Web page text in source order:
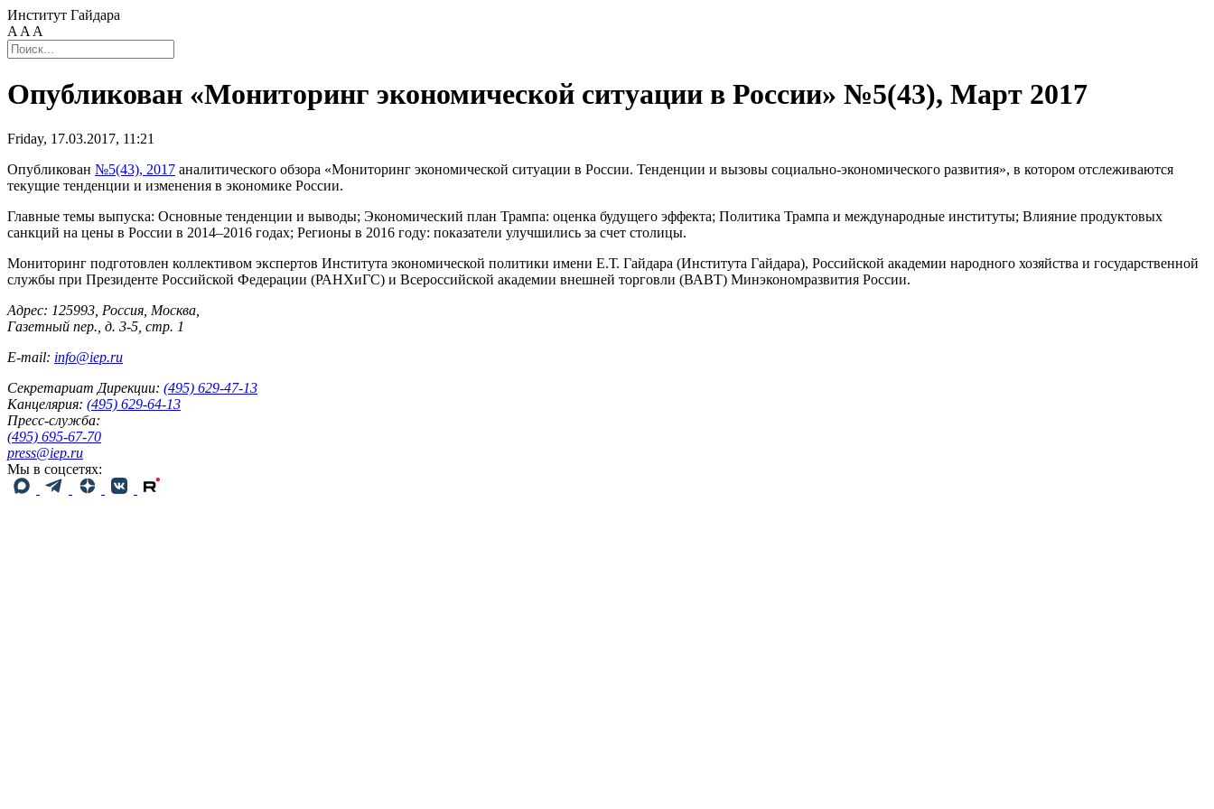
Институт Гайдара
A A A
Опубликован «Мониторинг экономической ситуации в России» №5(43), Март 2017
Friday, 17.03.2017, 11:21
Опубликован №5(43), 2017 аналитического обзора «Мониторинг экономической ситуации в России. Тенденции и вызовы социально-экономического развития», в котором отслеживаются
текущие тенденции и изменения в экономике России.
Главные темы выпуска: Основные тенденции и выводы; Экономический план Трампа: оценка будущего эффекта; Политика Трампа и международные институты; Влияние продуктовых
санкций на цены в России в 2014–2016 годах; Регионы в 2016 году: показатели улучшились за счет столицы.
Мониторинг подготовлен коллективом экспертов Института экономической политики имени Е.Т. Гайдара (Института Гайдара), Российской академии народного хозяйства и государственной
службы при Президенте Российской Федерации (РАНХиГС) и Всероссийской академии внешней торговли (ВАВТ) Минэкономразвития России.
Адрес: 125993, Россия, Москва,
Газетный пер., д. 3-5, стр. 1
E-mail: info@iep.ru
Секретариат Дирекции: (495) 629-47-13
Канцелярия: (495) 629-64-13
Пресс-служба:
(495) 695-67-70
press@iep.ru
Мы в соцсетях: